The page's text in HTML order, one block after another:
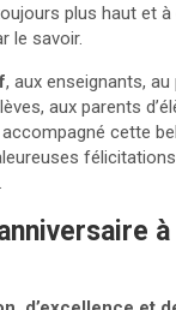
plus haut et
le savoir.
, aux enseignants, au
aux parents
cette
à